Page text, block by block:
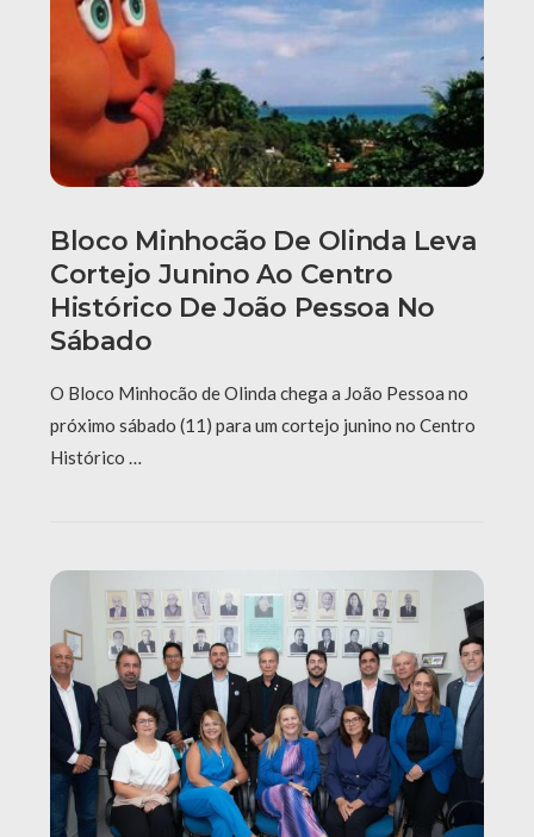
Bloco Minhocão De Olinda Leva
Cortejo Junino Ao Centro
Histórico De João Pessoa No
Sábado
O Bloco Minhocão de Olinda chega a João Pessoa no
próximo sábado (11) para um cortejo junino no Centro
Histórico …